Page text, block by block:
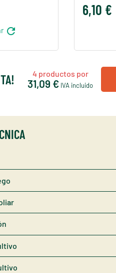
refresh
6,10 €
4productos por
31,09 € IVA incluido